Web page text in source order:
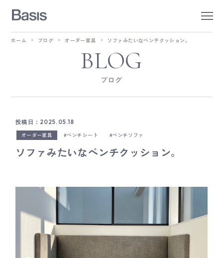
BLOG
ブログ
ホーム ブログ オーダー家具 ソファみたいなベンチクッション。
投稿日：2025.05.18
オーダー家具
ベンチシート ベンチソファ
ソファみたいなベンチクッション。